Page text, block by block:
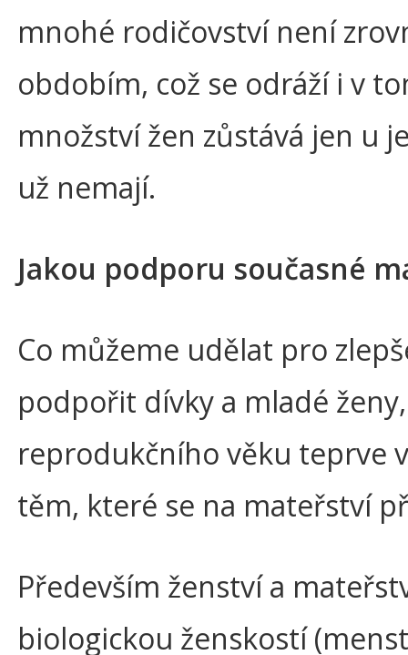
mnohé rodičovství není
obdobím, což se odráží i v
množství žen zůstává jen u
už nemají.
Jakou podporu současné
Co můžeme udělat pro
podpořit dívky a mladé
reprodukčního věku teprve
těm, které se na mateřství
Především ženství a
biologickou ženskostí